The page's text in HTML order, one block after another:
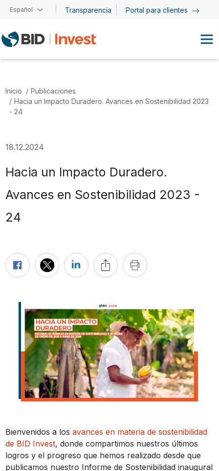
Pasar al contenido principal
Español Transparencia Portal para clientes
Inicio
Publicaciones
Hacia un Impacto Duradero. Avances en Sostenibilidad 2023
- 24
18.12.2024
Hacia un Impacto Duradero.
Avances en Sostenibilidad 2023 -
24
Bienvenidos a losavances en materia de sostenibilidad
de BID Invest, donde compartimos nuestros últimos
logros y el progreso que hemos realizado desde que
publicamos nuestro Informe de Sostenibilidad inaugural